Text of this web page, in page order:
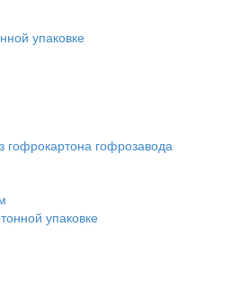
упаковке
гофрокартона гофрозавода
упаковке